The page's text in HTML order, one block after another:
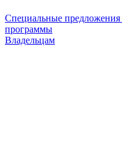
Специальные предложения
программы
Владельцам